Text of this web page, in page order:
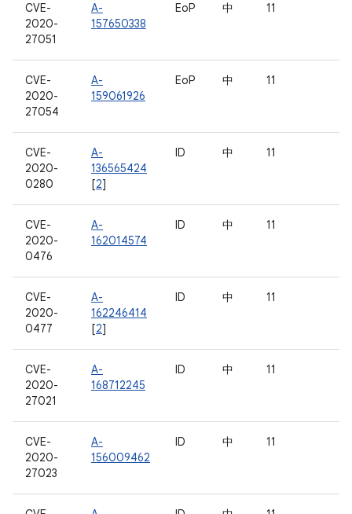
CVE-
2020-
27051
A-
157650338
EoP 中 11
CVE-
2020-
27054
A-
159061926
EoP 中 11
CVE-
2020-
0280
A-
136565424
[2]
ID 中 11
CVE-
2020-
0476
A-
162014574
ID 中 11
CVE-
2020-
0477
A-
162246414
[2]
ID 中 11
CVE-
2020-
27021
A-
168712245
ID 中 11
CVE-
2020-
27023
A-
156009462
ID 中 11